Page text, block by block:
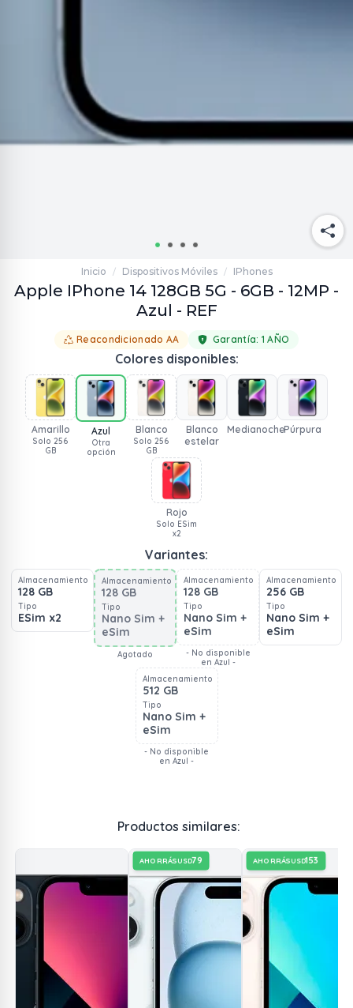
Inicio / Dispositivos Móviles / IPhones
Apple IPhone 14 128GB 5G - 6GB - 12MP -
Azul - REF
Reacondicionado AA Garantía: 1 AÑO
Colores disponibles:
Amarillo
Solo 256
GB
Azul
Otra
opción
Blanco
Solo 256
GB
Blanco
estelar
MedianochePúrpura
Rojo
Solo ESim
x2
Variantes:
Almacenamiento
128 GB
Tipo
ESim x2
Almacenamiento
128 GB
Tipo
Nano Sim +
eSim
Agotado
Almacenamiento
128 GB
Tipo
Nano Sim +
eSim
- No disponible
en Azul -
Almacenamiento
256 GB
Tipo
Nano Sim +
eSim
Almacenamiento
512 GB
Tipo
Nano Sim +
eSim
- No disponible
en Azul -
Productos similares:
AHORRÁSUSD79 AHORRÁSUSD153